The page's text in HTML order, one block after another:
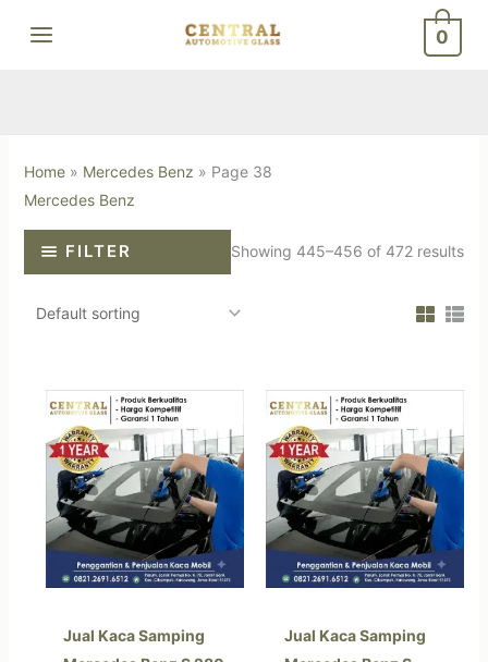
0
Home» Mercedes Benz » Page 38
Mercedes Benz
FILTER Showing 445–456 of 472 results
Jual Kaca Samping
Jual Kaca Samping